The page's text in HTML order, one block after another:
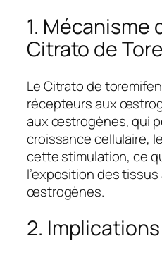
1. Mécanisme
Citrato de
Le Citrato de
récepteurs aux
aux œstrogènes, qui
croissance cellulaire,
cette stimulation, ce
l’exposition des
œstrogènes.
2.